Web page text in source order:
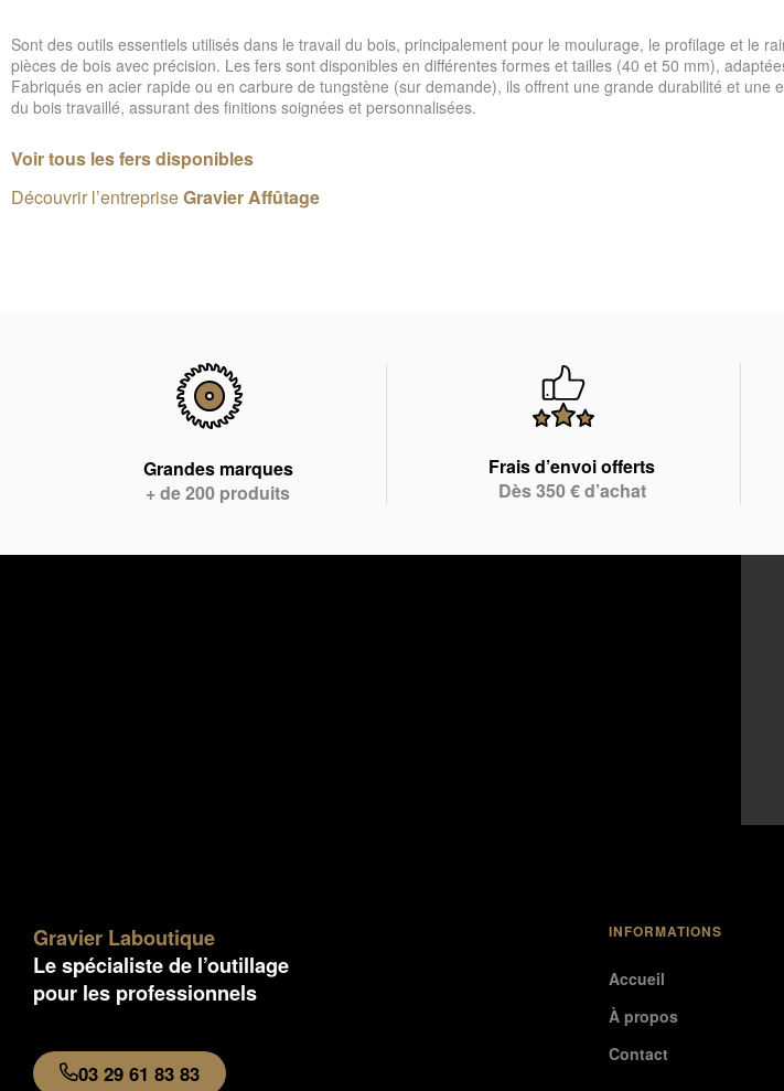
Sont des outils essentiels utilisés dans le travail du bois, principalement pour le moulurage, le profilage et le
pièces de bois avec précision. Les fers sont disponibles en différentes formes et tailles (40 et 50 mm),
Fabriqués en acier rapide ou en carbure de tungstène (sur demande), ils offrent une grande durabilité et
du bois travaillé, assurant des finitions soignées et personnalisées.
Voir tous les fers disponibles
Découvrir l’entrepriseGravier Affûtage
Grandes marques
+ de 200 produits
Frais d’envoi offerts
Dès 350 € d’achat
Gravier Laboutique
Le spécialiste de l’outillage
pour les professionnels
03 29 61 83 83
INFORMATIONS
Accueil
À propos
Contact